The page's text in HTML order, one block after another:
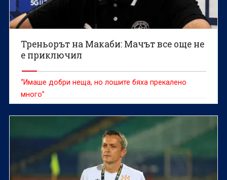
Треньорът на Макаби: Мачът все още не
е приключил
“Имаше добри неща, но лошите бяха прекалено
много”